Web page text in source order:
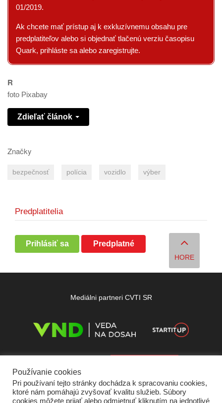
01/2019.
Ak chcete mať prístup aj k exkluzívnemu obsahu pre
predplatiteľov alebo si objednať tlačenú verziu časopisu
Quark, prihláste sa alebo zaregistrujte.
R
foto Pixabay
Zdieľať článok
Značky
bezpečnosť polícia vozidlo výber
Predplatitelia
Prihlásiť sa Predplatné
HORE
Mediálni partneri CVTI SR
Používanie cookies
Pri používaní tejto stránky dochádza k spracovaniu cookies,
ktoré nám pomáhajú zvyšovať kvalitu služieb. Súbory
cookies môžete prijať alebo odmietnuť kliknutím na jednotlivé